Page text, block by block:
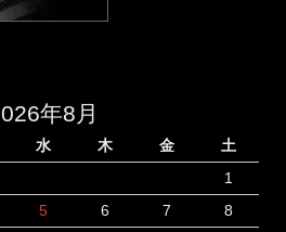
年8月
水 木 金
土
1
5 6 7
8